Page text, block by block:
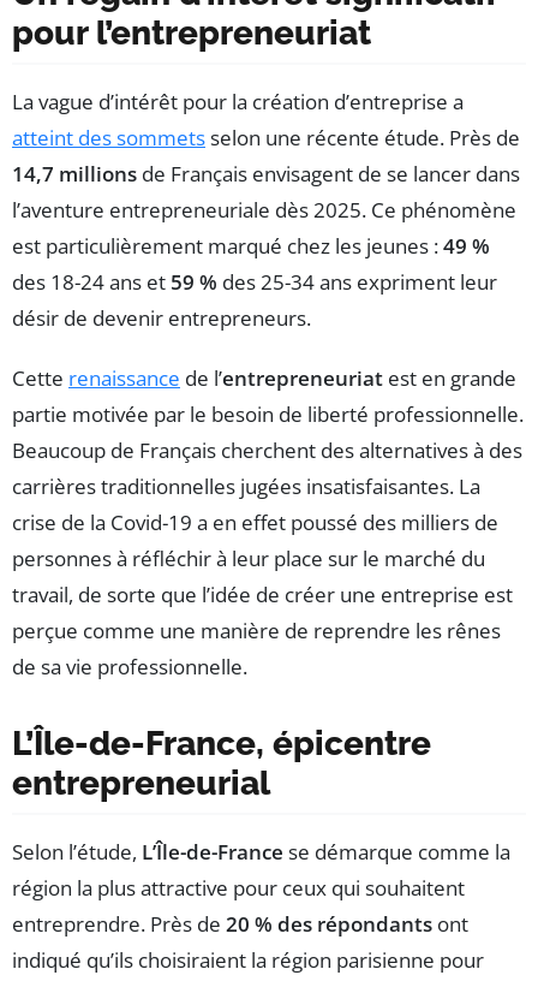
pour l’entrepreneuriat
La vague d’intérêt pour la création d’entreprise a
atteint des sommetsselon une récente étude. Près de
14,7 millions de Français envisagent de se lancer dans
l’aventure entrepreneuriale dès 2025. Ce phénomène
est particulièrement marqué chez les jeunes :49 %
des 18-24 ans et 59 % des 25-34 ans expriment leur
désir de devenir entrepreneurs.
Cette renaissance de l’entrepreneuriat est en grande
partie motivée par le besoin de liberté professionnelle.
Beaucoup de Français cherchent des alternatives à des
carrières traditionnelles jugées insatisfaisantes. La
crise de la Covid-19 a en effet poussé des milliers de
personnes à réfléchir à leur place sur le marché du
travail, de sorte que l’idée de créer une entreprise est
perçue comme une manière de reprendre les rênes
de sa vie professionnelle.
L’Île-de-France, épicentre
entrepreneurial
Selon l’étude, L’Île-de-France se démarque comme la
région la plus attractive pour ceux qui souhaitent
entreprendre. Près de 20 % des répondants ont
indiqué qu’ils choisiraient la région parisienne pour